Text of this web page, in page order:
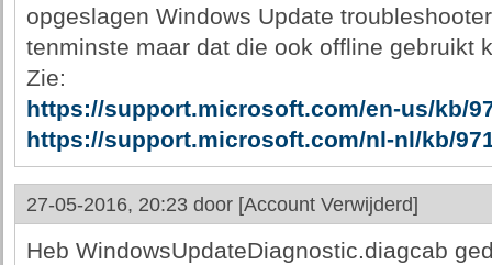
opgeslagen Windows Update
tenminste maar dat die ook offline gebruikt
Zie:
https://support.microsoft.com/en-us/kb/
https://support.microsoft.com/nl-nl/kb/
27-05-2016, 20:23 door [Account Verwijderd]
Heb WindowsUpdateDiagnostic.diagcab